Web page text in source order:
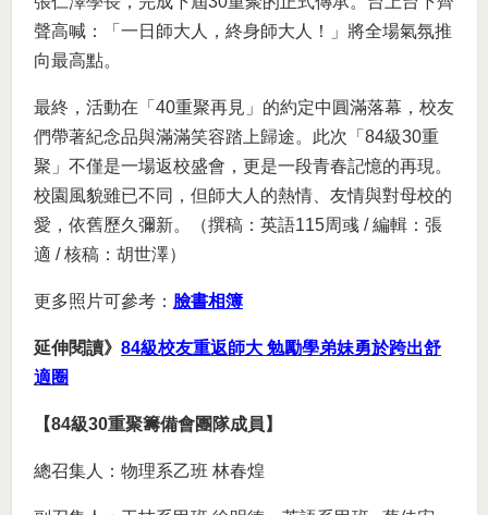
聲高喊：「一日師大人，終身師大人！」將全場氣氛推
向最高點。
最終，活動在「40重聚再見」的約定中圓滿落幕，校友
們帶著紀念品與滿滿笑容踏上歸途。此次「84級30重
聚」不僅是一場返校盛會，更是一段青春記憶的再現。
校園風貌雖已不同，但師大人的熱情、友情與對母校的
愛，依舊歷久彌新。（撰稿：英語115周彧 / 編輯：張
適 / 核稿：胡世澤）
更多照片可參考： 臉書相簿
延伸閱讀》 84級校友重返師大 勉勵學弟妹勇於跨出舒
適圈
【84級30重聚籌備會團隊成員】
總召集人：物理系乙班 林春煌